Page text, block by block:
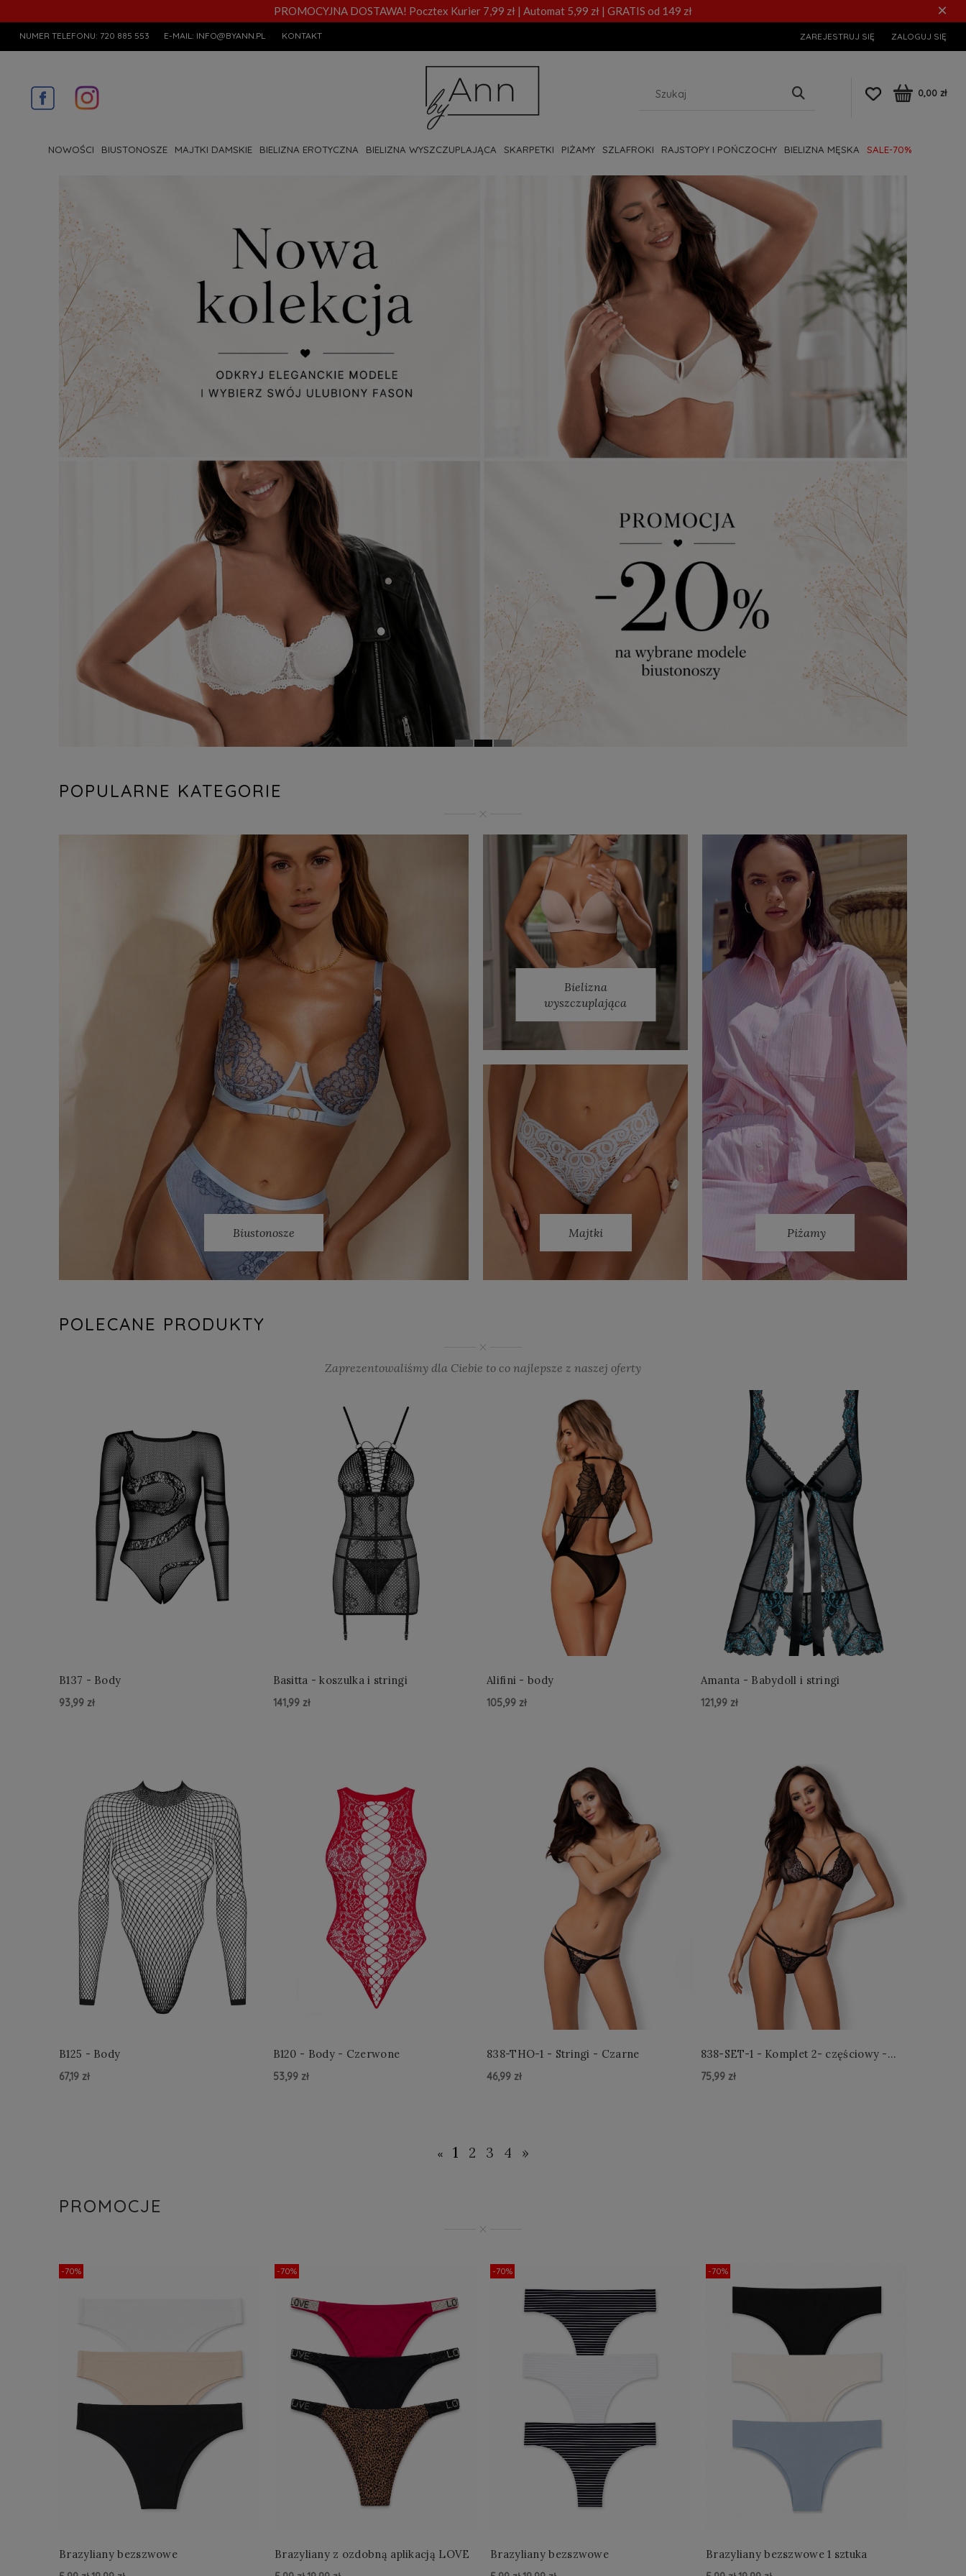
PROMOCYJNA DOSTAWA! Pocztex Kurier 7,99 zł | Automat 5,99 zł | GRATIS od 149 zł ×
NUMER TELEFONU: 720 885 553 E-MAIL: INFO@BYANN.PL KONTAKT ZAREJESTRUJ SIĘ ZALOGUJ SIĘ
0,00 zł
NOWOŚCI BIUSTONOSZE MAJTKI DAMSKIE BIELIZNA EROTYCZNA BIELIZNA WYSZCZUPLAJĄCA SKARPETKI PIŻAMY SZLAFROKI RAJSTOPY I POŃCZOCHY BIELIZNA MĘSKA SALE-70%
POPULARNE KATEGORIE
Biustonosze
Bielizna
wyszczuplająca
Majtki Piżamy
POLECANE PRODUKTY
Zaprezentowaliśmy dla Ciebie to co najlepsze z naszej oferty
B137 - Body
93,99 zł
Basitta - koszulka i stringi
141,99 zł
Alifini - body
105,99 zł
Amanta - Babydoll i stringi
121,99 zł
B125 - Body
67,19 zł
B120 - Body - Czerwone
53,99 zł
838-THO-1 - Stringi - Czarne
46,99 zł
838-SET-1 - Komplet 2- częściowy -
75,99 zł
« 1 2 3 4 »
PROMOCJE
Brazyliany bezszwowe
-70%
Brazyliany z ozdobną aplikacją LOVE
-70%
Brazyliany bezszwowe
-70%
Brazyliany bezszwowe 1 sztuka
-70%